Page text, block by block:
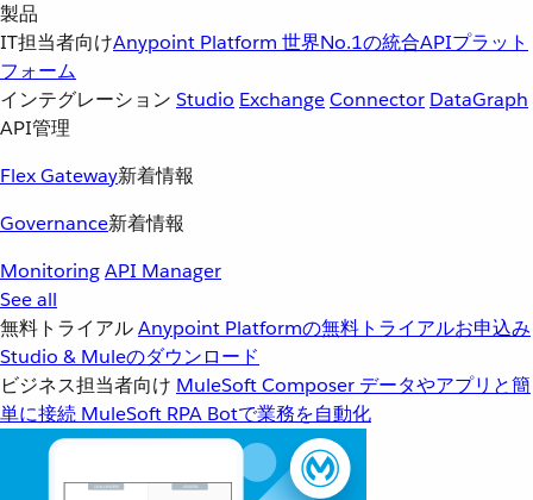
製品
IT担当者向けAnypoint Platform 世界No.1の統合APIプラット
フォーム
インテグレーション Studio ExchangeConnector DataGraph
API管理
Flex Gateway新着情報
Governance新着情報
MonitoringAPI Manager
See all
無料トライアルAnypoint Platformの無料トライアルお申込み
Studio & Muleのダウンロード
ビジネス担当者向け MuleSoft Composer データやアプリと簡
単に接続 MuleSoft RPA Botで業務を自動化